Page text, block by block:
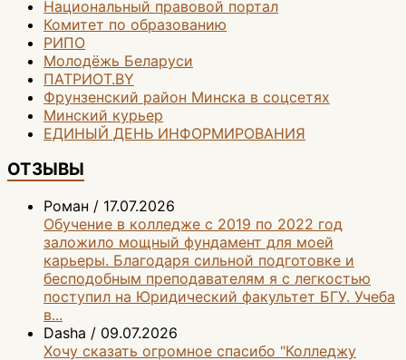
Национальный правовой портал
Комитет по образованию
РИПО
Молодёжь Беларуси
ПАТРИОТ.BY
Фрунзенский район Минска в соцсетях
Минский курьер
ЕДИНЫЙ ДЕНЬ ИНФОРМИРОВАНИЯ
ОТЗЫВЫ
Роман / 17.07.2026
Обучение в колледже с 2019 по 2022 год
заложило мощный фундамент для моей
карьеры. Благодаря сильной подготовке и
бесподобным преподавателям я с легкостью
поступил на Юридический факультет БГУ. Учеба
в...
Dasha / 09.07.2026
Хочу сказать огромное спасибо "Колледжу